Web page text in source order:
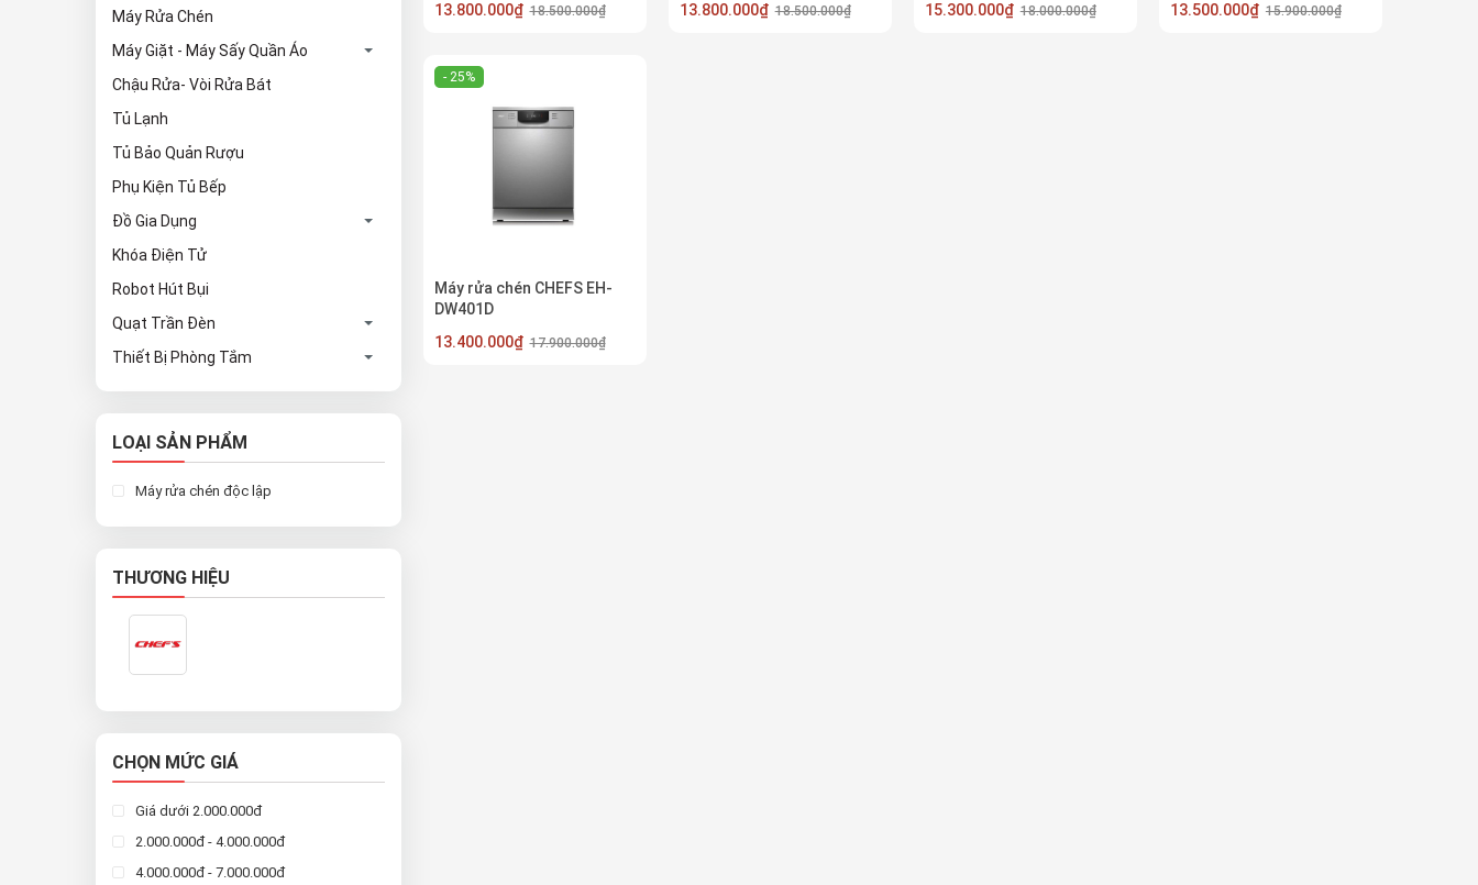
Máy Rửa Chén
Máy Giặt - Máy Sấy Quần Áo
Chậu Rửa- Vòi Rửa Bát
Tủ Lạnh
Tủ Bảo Quản Rượu
Phụ Kiện Tủ Bếp
Đồ Gia Dụng
Khóa Điện Tử
Robot Hút Bụi
Quạt Trần Đèn
Thiết Bị Phòng Tắm
LOẠI SẢN PHẨM
Máy rửa chén độc lập
THƯƠNG HIỆU
CHỌN MỨC GIÁ
Giá dưới 2.000.000đ
2.000.000đ - 4.000.000đ
4.000.000đ - 7.000.000đ
13.800.000₫18.500.000₫
13.800.000₫18.500.000₫
15.300.000₫18.000.000₫
13.500.000₫ 15.900.000₫
- 25%
Máy rửa chén CHEFS EH-
DW401D
13.400.000₫17.900.000₫